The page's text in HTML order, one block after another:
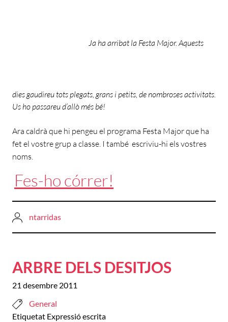
Ja ha arribat la Festa Major. Aquests
dies gaudireu tots plegats, grans i petits, de nombroses activitats.
Us ho passareu d’allò més bé!
Ara caldrà que hi pengeu el programa Festa Major que ha
fet el vostre grup a classe. I també escriviu-hi els vostres
noms.
Fes-ho córrer!
ntarridas
ARBRE DELS DESITJOS
21 desembre 2011
General
Etiquetat Expressió escrita